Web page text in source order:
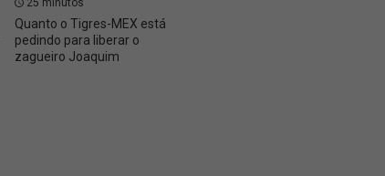
Quanto o Tigres-MEX está
pedindo para liberar o
zagueiro Joaquim